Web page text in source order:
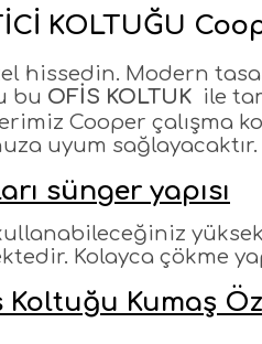
KOLTUĞU
hissedin. Modern
bu OFİS KOLTUK ile
Cooper çalışma
uyum sağlayacaktır.
sünger yapısı
Kolayca çökme
Koltuğu Kumaş